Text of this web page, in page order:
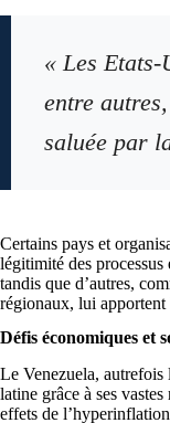
« Les Etats-
entre
saluée par
Certains pays et
légitimité des
tandis que d’autres,
régionaux, lui apportent
Défis économiques et
Le Venezuela, autrefois
latine grâce à ses
effets de